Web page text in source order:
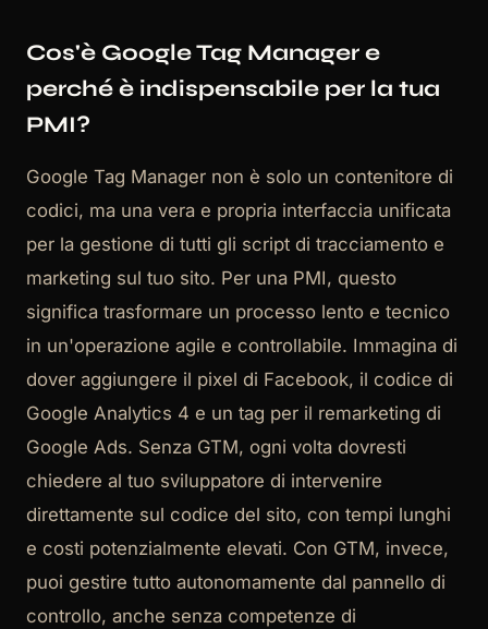
Cos'è Google Tag Manager e
perché è indispensabile per la tua
PMI?
Google Tag Manager non è solo un contenitore di
codici, ma una vera e propria interfaccia unificata
per la gestione di tutti gli script di tracciamento e
marketing sul tuo sito. Per una PMI, questo
significa trasformare un processo lento e tecnico
in un'operazione agile e controllabile. Immagina di
dover aggiungere il pixel di Facebook, il codice di
Google Analytics 4 e un tag per il remarketing di
Google Ads. Senza GTM, ogni volta dovresti
chiedere al tuo sviluppatore di intervenire
direttamente sul codice del sito, con tempi lunghi
e costi potenzialmente elevati. Con GTM, invece,
puoi gestire tutto autonomamente dal pannello di
controllo, anche senza competenze di